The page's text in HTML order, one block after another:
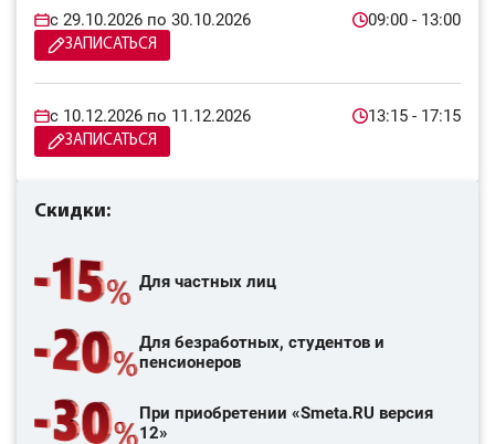
c 29.10.2026 по 30.10.2026 09:00 - 13:00
ЗАПИСАТЬСЯ
c 10.12.2026 по 11.12.2026 13:15 - 17:15
ЗАПИСАТЬСЯ
Скидки:
Для частных лиц
Для безработных, студентов и
пенсионеров
При приобретении «Smeta.RU версия
12»